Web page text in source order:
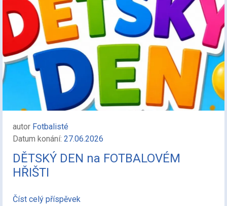
autor Fotbalisté
Datum konání: 27.06.2026
DĚTSKÝ DEN na FOTBALOVÉM
HŘIŠTI
Číst celý příspěvek